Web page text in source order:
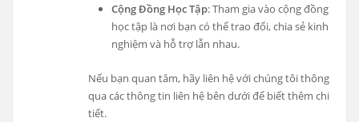
Cộng Đồng Học Tập: Tham gia vào cộng đồng
học tập là nơi bạn có thể trao đổi, chia sẻ kinh
nghiệm và hỗ trợ lẫn nhau.
Nếu bạn quan tâm, hãy liên hệ với chúng tôi thông
qua các thông tin liên hệ bên dưới để biết thêm chi
tiết.